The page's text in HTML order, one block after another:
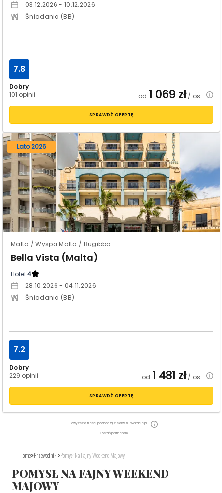
03.12.2026 - 10.12.2026
Śniadania (BB)
Dobry
101 opinii
7.8
od 1 069 zł/ os.
SPRAWDŹ OFERTĘ
Lato 2026
Malta / Wyspa Malta / Bugibba
Bella Vista (Malta)
Hotel:4
28.10.2026 - 04.11.2026
Śniadania (BB)
Dobry
229 opinii
7.2
od 1 481 zł/ os.
SPRAWDŹ OFERTĘ
Powyższe treści pochodzą z serwisu Wakacje.pl
Zostań partnerem
Home Przewodniki Pomysł Na Fajny Weekend Majowy
POMYSŁ NA FAJNY WEEKEND
MAJOWY